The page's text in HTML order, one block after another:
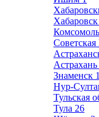
Хабаровск
Советская
Астрахань
Знаменск 1
Нур-
Тульская
Тула 26